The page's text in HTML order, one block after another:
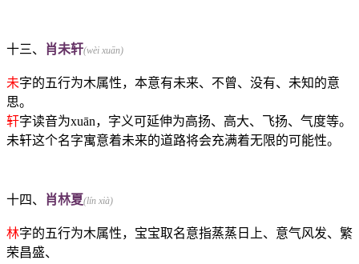
十三、 肖未轩(wèi xuān)
未字的五行为木属性，本意有未来、不曾、没有、未知的意
思。
轩字读音为xuān，字义可延伸为高扬、高大、飞扬、气度等。
未轩这个名字寓意着未来的道路将会充满着无限的可能性。
十四、 肖林夏(lín xià)
林字的五行为木属性，宝宝取名意指蒸蒸日上、意气风发、繁
荣昌盛、